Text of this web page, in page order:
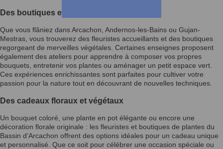
Des boutiques et jardins à explorer
Que vous flâniez dans Arcachon, Andernos-les-Bains ou Gujan-
Mestras, vous trouverez des fleuristes accueillants et des boutiques
regorgeant de merveilles végétales. Certaines enseignes proposent
également des ateliers pour apprendre à composer vos propres
bouquets, entretenir vos plantes ou aménager un petit espace vert.
Ces expériences enrichissantes sont parfaites pour cultiver votre
passion pour la nature tout en découvrant de nouvelles techniques.
Des cadeaux floraux et végétaux
Un bouquet coloré, une plante en pot élégante ou encore une
décoration florale originale : les fleuristes et boutiques de plantes du
Bassin d’Arcachon offrent des options idéales pour un cadeau unique
et personnalisé. Que ce soit pour célébrer une occasion spéciale ou